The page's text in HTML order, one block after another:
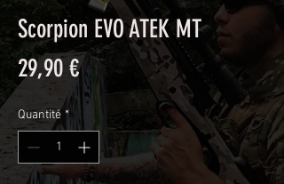
Scorpion EVO ATEK MT
29,90 €Prix
Quantité *